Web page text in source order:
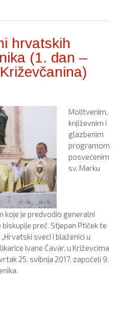
hrvatskih
(1. dan –
Molitvenim,
književnim i
glazbenim
programom
posvećenim
sv. Marku
koje je predvodio generalni
preč. Stjepan Ptiček te
sveci i blaženici u
Ivane Ćavar, u Križevcima
25. svibnja 2017. započeli 9.